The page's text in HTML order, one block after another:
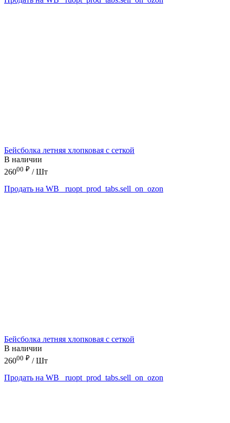
Бейсболка летняя хлопковая с сеткой
В наличии
26000 ₽ / Шт
Продать на WB
_ruopt_prod_tabs.sell_on_ozon
Бейсболка летняя хлопковая с сеткой
В наличии
26000 ₽ / Шт
Продать на WB
_ruopt_prod_tabs.sell_on_ozon